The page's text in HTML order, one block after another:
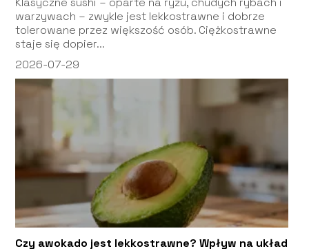
warzywach – zwykle jest lekkostrawne i dobrze
tolerowane przez większość osób. Ciężkostrawne
staje się dopier...
2026-07-29
Czy awokado jest lekkostrawne? Wpływ na układ